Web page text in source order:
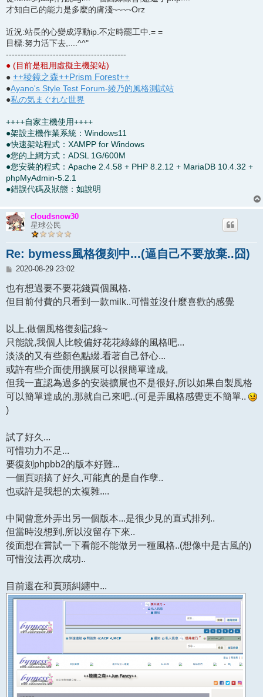
才知自己的能力是多麼的膚淺~~~~Orz
近況:站長的心變成浮動ip.不定時罷工中.= =
目標:努力活下去,....^^"
-----------------------------------------
● (目前是租用虛擬主機架站)
● ++稜鏡之森++Prism Forest++
●Ayano's Style Test Forum-綾乃的風格測試站
●私の気まぐれな世界
++++自家主機使用++++
●架設主機作業系統：Windows11
●快速架站程式：XAMPP for Windows
●您的上網方式：ADSL 1G/600M
●您安裝的程式：Apache 2.4.58 + PHP 8.2.12 + MariaDB 10.4.32 +
phpMyAdmin-5.2.1
●錯誤代碼及狀態：如說明
cloudsnow30
星球公民
Re: bymess風格復刻中...(逼自己不要放棄..囧)
文
2020-08-29 23:02
也有想過要不要花錢買個風格.
但目前付費的只看到一款milk..可惜並沒什麼喜歡的感覺
以上,做個風格復刻記錄~
只能說,我個人比較偏好花花綠綠的風格吧...
淡淡的又有些顏色點綴.看著自己舒心...
或許有些介面使用擴展可以很簡單達成,
但我一直認為過多的安裝擴展也不是很好,所以如果自製風格
可以簡單達成的,那就自己來吧..(可是弄風格感覺更不簡單..
)
試了好久...
可惜功力不足...
要復刻phpbb2的版本好難...
一個頁頭搞了好久,可能真的是自作孽..
也或許是我想的太複雜....
中間曾意外弄出另一個版本...是很少見的直式排列..
但當時沒想到,所以沒留存下來..
後面想在嘗試一下看能不能做另一種風格..(想像中是古風的)
可惜沒法再次成功..
目前還在和頁頭糾纏中...